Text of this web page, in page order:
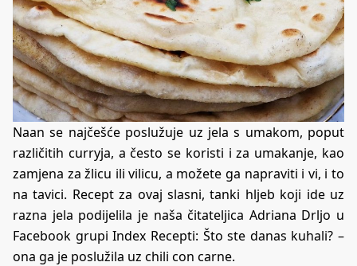
Naan se najčešće poslužuje uz jela s umakom, poput
različitih curryja, a često se koristi i za umakanje, kao
zamjena za žlicu ili vilicu, a možete ga napraviti i vi, i to
na tavici. Recept za ovaj slasni, tanki hljeb koji ide uz
razna jela podijelila je naša čitateljica Adriana Drljo u
Facebook grupiIndex Recepti: Što ste danas kuhali? –
ona ga je poslužila uz chili con carne.